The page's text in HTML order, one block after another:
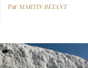
ParMARTIN BETANT